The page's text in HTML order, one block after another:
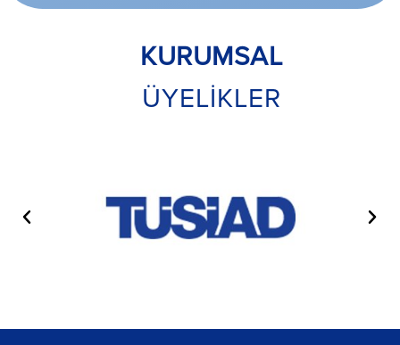
KURUMSAL
ÜYELİKLER